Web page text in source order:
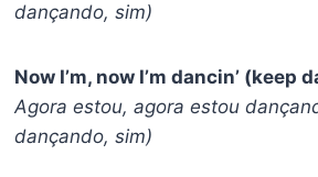
dançando, sim)
Now I’m, now I’m dancin’ (keep
Agora estou, agora estou
dançando, sim)